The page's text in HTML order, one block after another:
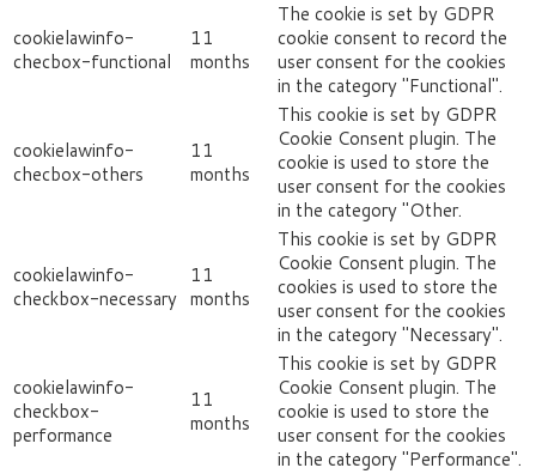
cookielawinfo-
checbox-functional
11
months
The cookie is set by GDPR
cookie consent to record the
user consent for the cookies
in the category "Functional".
cookielawinfo-
checbox-others
11
months
This cookie is set by GDPR
Cookie Consent plugin. The
cookie is used to store the
user consent for the cookies
in the category "Other.
cookielawinfo-
checkbox-necessary
11
months
This cookie is set by GDPR
Cookie Consent plugin. The
cookies is used to store the
user consent for the cookies
in the category "Necessary".
cookielawinfo-
checkbox-
performance
11
months
This cookie is set by GDPR
Cookie Consent plugin. The
cookie is used to store the
user consent for the cookies
in the category "Performance".